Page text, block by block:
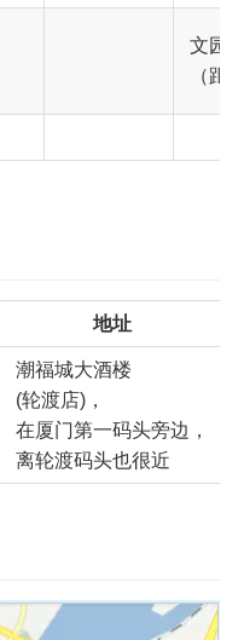
文园
（距
地址
潮福城大酒楼
(轮渡店)，
在厦门第一码头旁边，
离轮渡码头也很近